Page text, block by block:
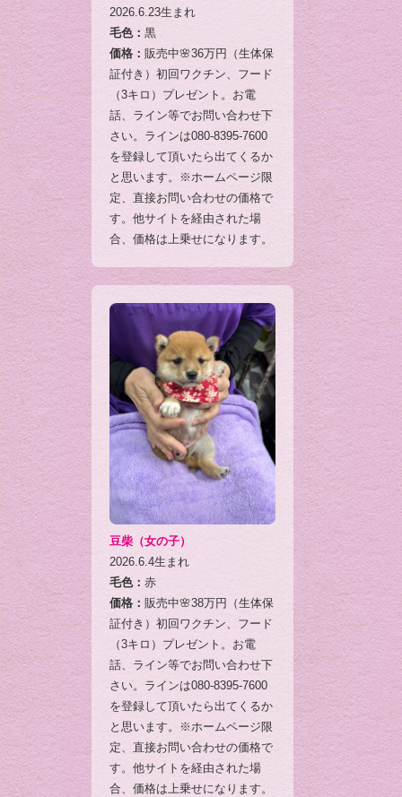
2026.6.23生まれ
毛色： 黒
価格： 販売中🌸36万円（生体保
証付き）初回ワクチン、フード
（3キロ）プレゼント。お電
話、ライン等でお問い合わせ下
さい。ラインは080-8395-7600
を登録して頂いたら出てくるか
と思います。※ホームページ限
定、直接お問い合わせの価格で
す。他サイトを経由された場
合、価格は上乗せになります。
豆柴（女の子）
2026.6.4生まれ
毛色： 赤
価格： 販売中🌸38万円（生体保
証付き）初回ワクチン、フード
（3キロ）プレゼント。お電
話、ライン等でお問い合わせ下
さい。ラインは080-8395-7600
を登録して頂いたら出てくるか
と思います。※ホームページ限
定、直接お問い合わせの価格で
す。他サイトを経由された場
合、価格は上乗せになります。